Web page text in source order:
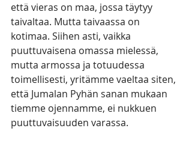
että vieras on maa, jossa täytyy
taivaltaa. Mutta taivaassa on
kotimaa. Siihen asti, vaikka
puuttuvaisena omassa mielessä,
mutta armossa ja totuudessa
toimellisesti, yritämme vaeltaa siten,
että Jumalan Pyhän sanan mukaan
tiemme ojennamme, ei nukkuen
puuttuvaisuuden varassa.